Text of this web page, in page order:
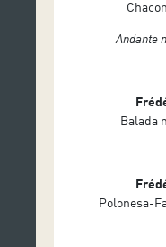
Andante
Balada
Fréd
Polonesa-